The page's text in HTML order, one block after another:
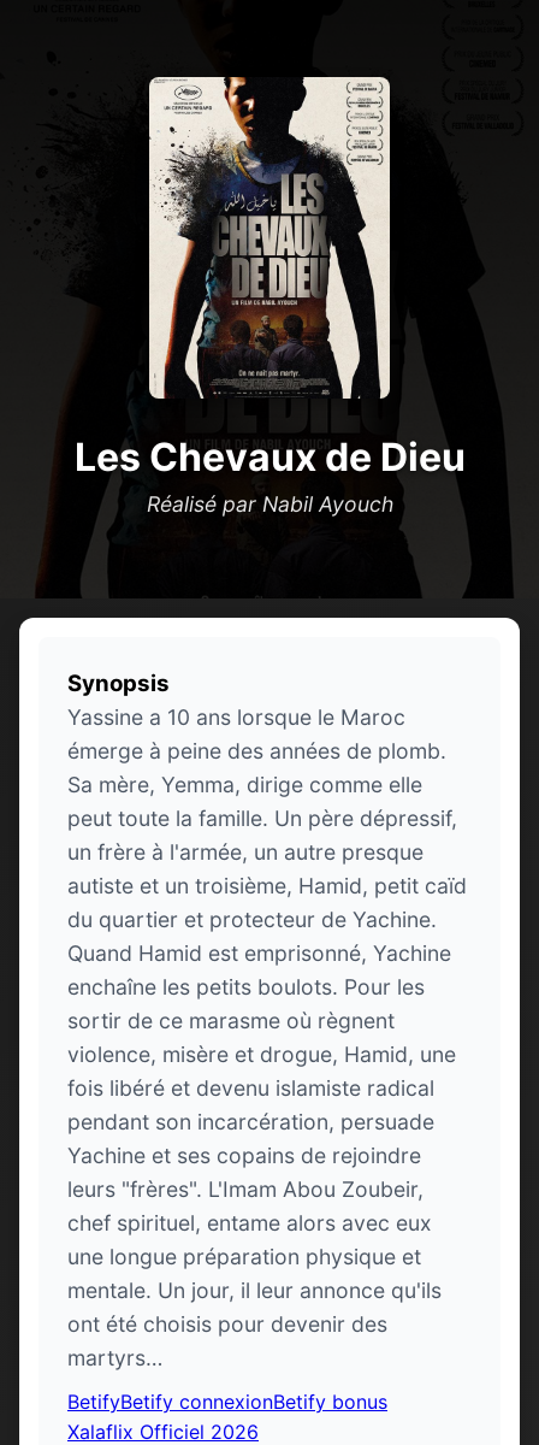
Les Chevaux de Dieu
Réalisé par Nabil Ayouch
Synopsis
Yassine a 10 ans lorsque le Maroc
émerge à peine des années de plomb.
Sa mère, Yemma, dirige comme elle
peut toute la famille. Un père dépressif,
un frère à l'armée, un autre presque
autiste et un troisième, Hamid, petit caïd
du quartier et protecteur de Yachine.
Quand Hamid est emprisonné, Yachine
enchaîne les petits boulots. Pour les
sortir de ce marasme où règnent
violence, misère et drogue, Hamid, une
fois libéré et devenu islamiste radical
pendant son incarcération, persuade
Yachine et ses copains de rejoindre
leurs "frères". L'Imam Abou Zoubeir,
chef spirituel, entame alors avec eux
une longue préparation physique et
mentale. Un jour, il leur annonce qu'ils
ont été choisis pour devenir des
martyrs…
BetifyBetify connexionBetify bonus
Xalaflix Officiel 2026